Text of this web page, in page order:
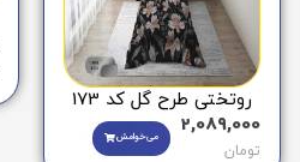
روتختی طرح گل کد 173
2,089,000
تومان
می‌خوامش